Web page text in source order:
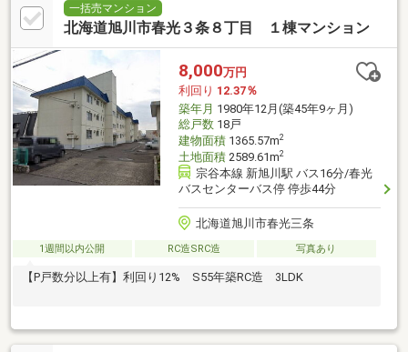
一括売マンション
北海道旭川市春光３条８丁目 １棟マンション
8,000万円
利回り 12.37％
築年月 1980年12月(築45年9ヶ月)
総戸数18戸
建物面積1365.57m2
土地面積2589.61m2
宗谷本線 新旭川駅 バス16分/春光
バスセンターバス停 停歩44分
北海道旭川市春光三条
1週間以内公開 RC造SRC造 写真あり
【P戸数分以上有】利回り12% S55年築RC造 3LDK